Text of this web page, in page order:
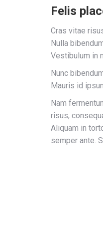
Felis
Cras vitae
Nulla
Vestibulum in
Nunc
Mauris id
Nam
risus,
Aliquam in
semper ante.